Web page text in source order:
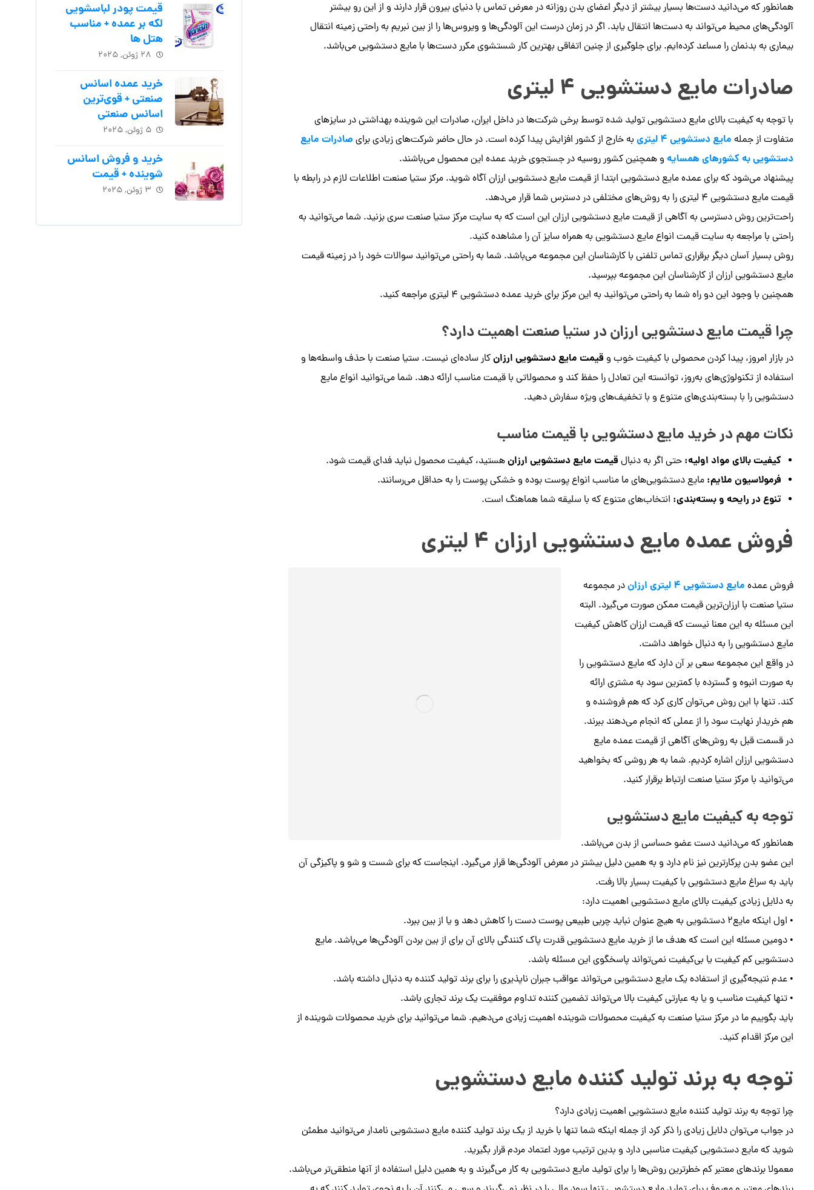
همانطور که می‌دانید دست‌ها بسیار بیشتر از دیگر اعضای بدن روزانه در معرض تماس با دنیای بیرون قرار دارند و از این رو بیشتر
آلودگی‌های محیط می‌تواند به دست‌ها انتقال یابد. اگر در زمان درست این آلودگی‌ها و ویروس‌ها را از بین نبریم به راحتی زمینه انتقال
بیماری به بدنمان را مساعد کرده‌ایم. برای جلوگیری از چنین اتفاقی بهترین کار شستشوی مکرر دست‌ها با مایع دستشویی می‌باشد.
صادرات مایع دستشویی ۴ لیتری
با توجه به کیفیت بالای مایع دستشویی تولید شده توسط برخی شرکت‌ها در داخل ایران، صادرات این شوینده بهداشتی در سایزهای
متفاوت از جمله مایع دستشویی ۴ لیتری به خارج از کشور افزایش پیدا کرده است. در حال حاضر شرکت‌های زیادی برای صادرات مایع
دستشویی به کشورهای همسایهو همچنین کشور روسیه در جستجوی خرید عمده این محصول می‌باشند.
پیشنهاد می‌شود که برای عمده مایع دستشویی ابتدا از قیمت مایع دستشویی ارزان آگاه شوید. مرکز ستیا صنعت اطلاعات لازم در رابطه با
قیمت مایع دستشویی ۴ لیتری را به روش‌های مختلفی در دسترس شما قرار می‌دهد.
راحت‌ترین روش دسترسی به آگاهی از قیمت مایع دستشویی ارزان این است که به سایت مرکز ستیا صنعت سری بزنید. شما می‌توانید به
راحتی با مراجعه به سایت قیمت انواع مایع دستشویی به همراه سایز آن را مشاهده کنید.
روش بسیار آسان دیگر برقراری تماس تلفنی با کارشناسان این مجموعه می‌باشد. شما به راحتی می‌توانید سوالات خود را در زمینه قیمت
مایع دستشویی ارزان از کارشناسان این مجموعه بپرسید.
همچنین با وجود این دو راه شما به راحتی می‌توانید به این مرکز برای خرید عمده دستشویی ۴ لیتری مراجعه کنید.
چرا قیمت مایع دستشویی ارزان در ستیا صنعت اهمیت دارد؟
در بازار امروز، پیدا کردن محصولی با کیفیت خوب و قیمت مایع دستشویی ارزانکار ساده‌ای نیست. ستیا صنعت با حذف واسطه‌ها و
استفاده از تکنولوژی‌های به‌روز، توانسته این تعادل را حفظ کند و محصولاتی با قیمت مناسب ارائه دهد. شما می‌توانید انواع مایع
دستشویی را با بسته‌بندی‌های متنوع و با تخفیف‌های ویژه سفارش دهید.
نکات مهم در خرید مایع دستشویی با قیمت مناسب
کیفیت بالای مواد اولیه: حتی اگر به دنبال قیمت مایع دستشویی ارزانهستید، کیفیت محصول نباید فدای قیمت شود.
فرمولاسیون ملایم: مایع دستشویی‌های ما مناسب انواع پوست بوده و خشکی پوست را به حداقل می‌رسانند.
تنوع در رایحه و بسته‌بندی: انتخاب‌های متنوع که با سلیقه شما هماهنگ است.
فروش عمده مایع دستشویی ارزان ۴ لیتری
فروش عمده مایع دستشویی ۴ لیتری ارزان
در مجموعه
ستیا صنعت با ارزان‌ترین قیمت ممکن صورت می‌گیرد. البته
این مسئله به این معنا نیست که قیمت ارزان کاهش کیفیت
مایع دستشویی را به دنبال خواهد داشت.
در واقع این مجموعه سعی بر آن دارد که مایع دستشویی را
به صورت انبوه و گسترده با کمترین سود به مشتری ارائه
کند. تنها با این روش می‌توان کاری کرد که هم فروشنده و
هم خریدار نهایت سود را از عملی که انجام می‌دهند ببرند.
در قسمت قبل به روش‌های آگاهی از قیمت عمده مایع
دستشویی ارزان اشاره کردیم. شما به هر روشی که بخواهید
می‌توانید با مرکز ستیا صنعت ارتباط برقرار کنید.
توجه به کیفیت مایع دستشویی
همانطور که می‌دانید دست عضو حساسی از بدن می‌باشد.
این عضو بدن پرکارترین نیز نام دارد و به همین دلیل بیشتر در معرض آلودگی‌ها قرار می‌گیرد. اینجاست که برای شست و شو و پاکیزگی آن
باید به سراغ مایع دستشویی با کیفیت بسیار بالا رفت.
به دلایل زیادی کیفیت بالای مایع دستشویی اهمیت دارد:
• اول اینکه مایع۲ دستشویی به هیچ عنوان نباید چربی طبیعی پوست دست را کاهش دهد و یا از بین ببرد.
• دومین مسئله این است که هدف ما از خرید مایع دستشویی قدرت پاک کنندگی بالای آن برای از بین بردن آلودگی‌ها می‌باشد. مایع
دستشویی کم کیفیت یا بی‌کیفیت نمی‌تواند پاسخگوی این مسئله باشد.
• عدم نتیجه‌گیری از استفاده یک مایع دستشویی می‌تواند عواقب جبران ناپذیری را برای برند تولید کننده به دنبال داشته باشد.
• تنها کیفیت مناسب و یا به عبارتی کیفیت بالا می‌تواند تضمین کننده تداوم موفقیت یک برند تجاری باشد.
باید بگوییم ما در مرکز ستیا صنعت به کیفیت محصولات شوینده اهمیت زیادی می‌دهیم. شما می‌توانید برای خرید محصولات شوینده از
این مرکز اقدام کنید.
توجه به برند تولید کننده مایع دستشویی
چرا توجه به برند تولید کننده مایع دستشویی اهمیت زیادی دارد؟
در جواب می‌توان دلایل زیادی را ذکر کرد از جمله اینکه شما تنها با خرید از یک برند تولید کننده مایع دستشویی نامدار می‌توانید مطمئن
شوید که مایع دستشویی کیفیت مناسبی دارد و بدین ترتیب مورد اعتماد مردم قرار بگیرید.
معمولا برندهای معتبر کم خطرترین روش‌ها را برای تولید مایع دستشویی به کار می‌گیرند و به همین دلیل استفاده از آنها منطقی‌تر می‌باشد.
قیمت پودر لباسشویی
لکه بر عمده + مناسب
هتل ها
۲۸ ژوئن, ۲۰۲۵
خرید عمده اسانس
صنعتی + قوی‌ترین
اسانس‌ صنعتی
۵ ژوئن, ۲۰۲۵
خرید و فروش اسانس
شوینده + قیمت
۳ ژوئن, ۲۰۲۵